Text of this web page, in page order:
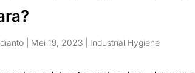
Mei 19, 2023 Industrial Hygiene